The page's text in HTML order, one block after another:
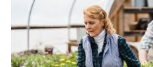
p
p k
m